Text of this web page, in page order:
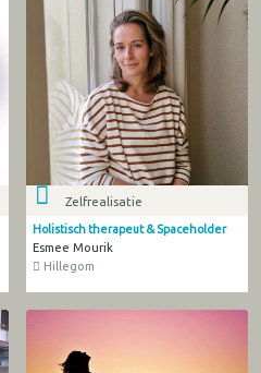
Zelfrealisatie
Holistisch therapeut & Spaceholder
Esmee Mourik
Hillegom